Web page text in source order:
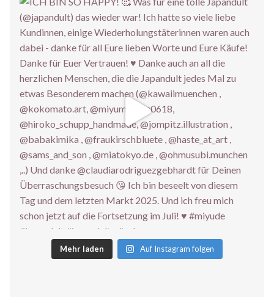
Mehr laden Auf Instagram folgen